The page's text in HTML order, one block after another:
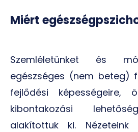
Miért
Szemléletünket és
egészséges (nem beteg)
fejlődési képességeire,
kibontakozási
alakítottuk ki. Nézeteink